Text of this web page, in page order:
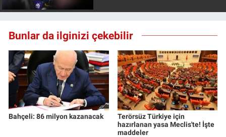
Bunlar da ilginizi çekebilir
Bahçeli: 86 milyon kazanacak
Terörsüz Türkiye için
hazırlanan yasa Meclis'te! İşte
maddeler